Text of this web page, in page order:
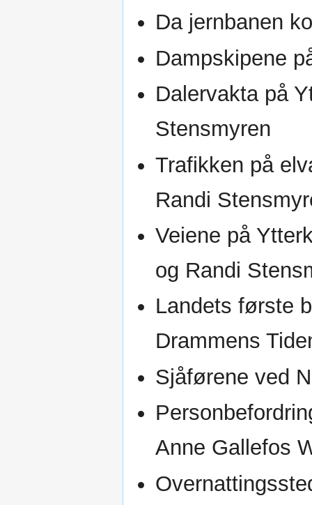
Da jernbanen
Dampskipene
Dalervakta på
Stensmyren
Trafikken på
Randi
Veiene på
og Randi
Landets første
Drammens
Sjåførene ved
Anne Gallefos